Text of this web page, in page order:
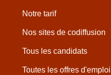
Notre tarif
Nos sites de codiffusion
Tous les candidats
Toutes les offres d'emploi